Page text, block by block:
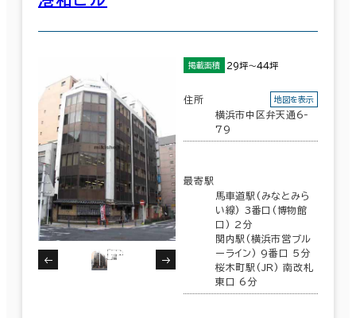
掲載面積 29坪～44坪
住所
横浜市中区弁天通6-
79
地図を表示
最寄駅
馬車道駅(みなとみら
い線) 3番口(博物館
口) 2分
関内駅(横浜市営ブル
ーライン) 9番口 5分
桜木町駅(JR) 南改札
東口 6分